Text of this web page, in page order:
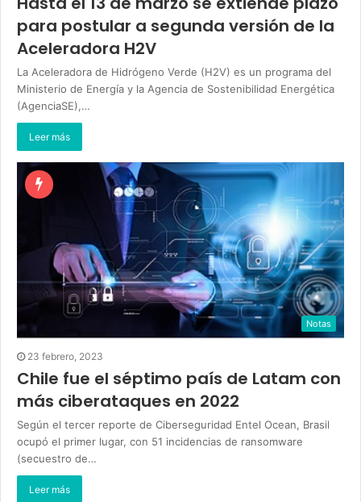
para postular a segunda versión de la
Aceleradora H2V
La Aceleradora de Hidrógeno Verde (H2V) es un programa del
Ministerio de Energía y la Agencia de Sostenibilidad Energética
(AgenciaSE),…
Leer más
Notas
23 febrero, 2023
Chile fue el séptimo país de Latam con
más ciberataques en 2022
Según el tercer reporte de Ciberseguridad Entel Ocean, Brasil
ocupó el primer lugar, con 51 incidencias de ransomware
(secuestro de…
Leer más